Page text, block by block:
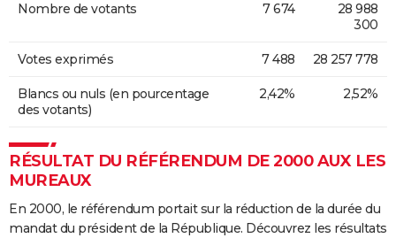
Nombre de votants 7 674
28 988
300
Votes exprimés 7 488 28 257 778
Blancs ou nuls (en pourcentage
des votants)
2,42% 2,52%
RÉSULTAT DU RÉFÉRENDUM DE 2000 AUX LES
MUREAUX
En 2000, le référendum portait sur la réduction de la durée du
mandat du président de la République. Découvrez les résultats